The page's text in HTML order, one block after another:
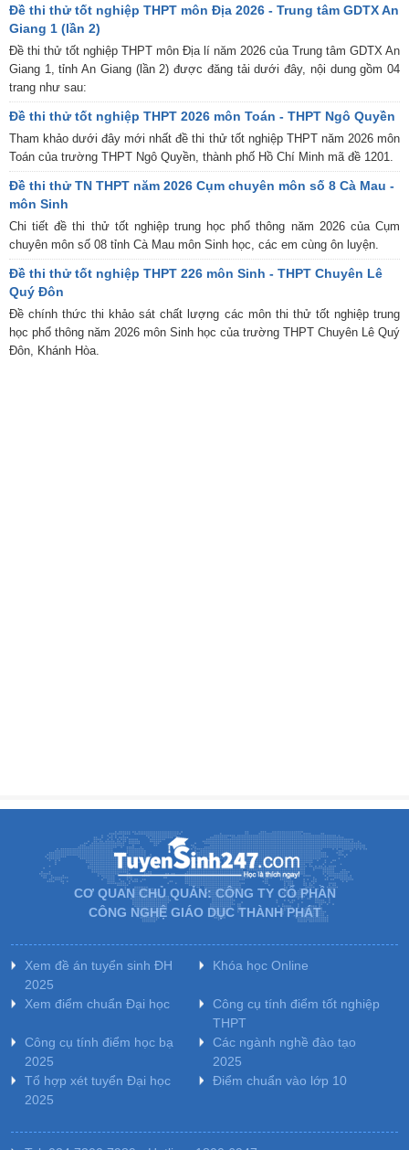
Đề thi thử tốt nghiệp THPT môn Địa 2026 - Trung tâm GDTX An
Giang 1 (lần 2)
Đề thi thử tốt nghiệp THPT môn Địa lí năm 2026 của Trung tâm GDTX An
Giang 1, tỉnh An Giang (lần 2) được đăng tải dưới đây, nội dung gồm 04
trang như sau:
Đề thi thử tốt nghiệp THPT 2026 môn Toán - THPT Ngô Quyền
Tham khảo dưới đây mới nhất đề thi thử tốt nghiệp THPT năm 2026 môn
Toán của trường THPT Ngô Quyền, thành phố Hồ Chí Minh mã đề 1201.
Đề thi thử TN THPT năm 2026 Cụm chuyên môn số 8 Cà Mau -
môn Sinh
Chi tiết đề thi thử tốt nghiệp trung học phổ thông năm 2026 của Cụm
chuyên môn số 08 tỉnh Cà Mau môn Sinh học, các em cùng ôn luyện.
Đề thi thử tốt nghiệp THPT 226 môn Sinh - THPT Chuyên Lê
Quý Đôn
Đề chính thức thi khảo sát chất lượng các môn thi thử tốt nghiệp trung
học phổ thông năm 2026 môn Sinh học của trường THPT Chuyên Lê Quý
Đôn, Khánh Hòa.
CƠ QUAN CHỦ QUẢN: CÔNG TY CỔ PHẦN
CÔNG NGHỆ GIÁO DỤC THÀNH PHÁT
Xem đề án tuyển sinh ĐH
2025
Khóa học Online
Xem điểm chuẩn Đại học
Công cụ tính điểm tốt nghiệp
THPT
Công cụ tính điểm học bạ
2025
Các ngành nghề đào tạo
2025
Tổ hợp xét tuyển Đại học
2025
Điểm chuẩn vào lớp 10